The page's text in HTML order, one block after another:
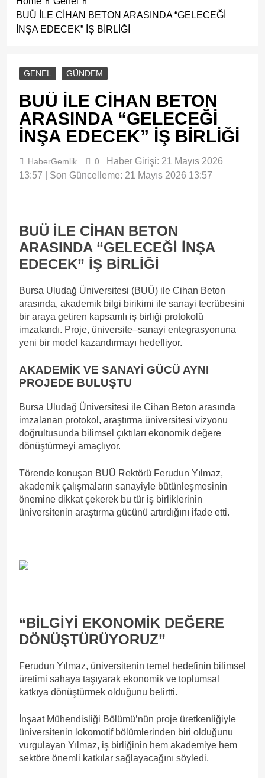
BUÜ İLE CİHAN BETON ARASINDA “GELECEĞİ
İNŞA EDECEK” İŞ BİRLİĞİ
GENEL GÜNDEM
BUÜ İLE CİHAN BETON
ARASINDA “GELECEĞİ
İNŞA EDECEK” İŞ BİRLİĞİ
HaberGemlik 0
Haber Girişi: 21 Mayıs 2026
13:57 | Son Güncelleme: 21 Mayıs 2026 13:57
BUÜ İLE CİHAN BETON
ARASINDA “GELECEĞİ İNŞA
EDECEK” İŞ BİRLİĞİ
Bursa Uludağ Üniversitesi (BUÜ) ile Cihan Beton
arasında, akademik bilgi birikimi ile sanayi tecrübesini
bir araya getiren kapsamlı iş birliği protokolü
imzalandı. Proje, üniversite–sanayi entegrasyonuna
yeni bir model kazandırmayı hedefliyor.
AKADEMİK VE SANAYİ GÜCÜ AYNI
PROJEDE BULUŞTU
Bursa Uludağ Üniversitesi ile Cihan Beton arasında
imzalanan protokol, araştırma üniversitesi vizyonu
doğrultusunda bilimsel çıktıları ekonomik değere
dönüştürmeyi amaçlıyor.
Törende konuşan BUÜ Rektörü Ferudun Yılmaz,
akademik çalışmaların sanayiyle bütünleşmesinin
önemine dikkat çekerek bu tür iş birliklerinin
üniversitenin araştırma gücünü artırdığını ifade etti.
“BİLGİYİ EKONOMİK DEĞERE
DÖNÜŞTÜRÜYORUZ”
Ferudun Yılmaz, üniversitenin temel hedefinin bilimsel
üretimi sahaya taşıyarak ekonomik ve toplumsal
katkıya dönüştürmek olduğunu belirtti.
İnşaat Mühendisliği Bölümü’nün proje üretkenliğiyle
üniversitenin lokomotif bölümlerinden biri olduğunu
vurgulayan Yılmaz, iş birliğinin hem akademiye hem
sektöre önemli katkılar sağlayacağını söyledi.